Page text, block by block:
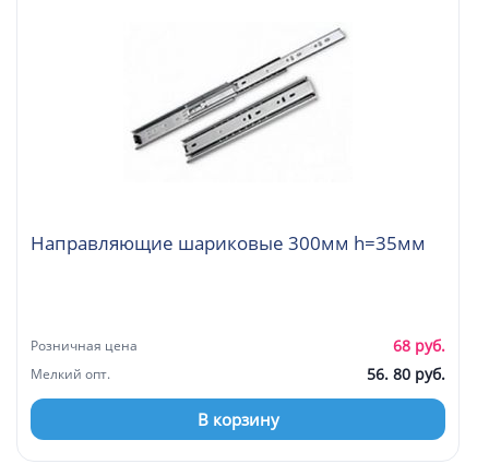
Направляющие шариковые 300мм h=35мм
Розничная цена 68 руб.
Мелкий опт. 56. 80 руб.
В корзину